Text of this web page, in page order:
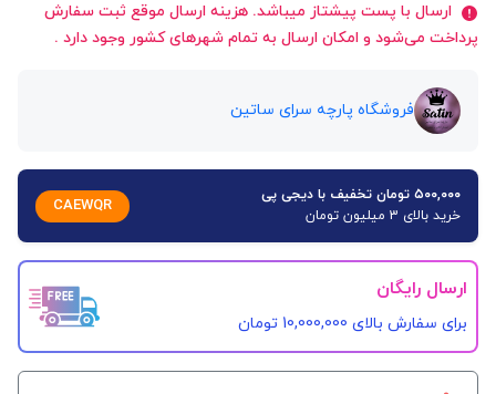
ارسال با پست پیشتاز میباشد. هزینه ارسال موقع ثبت سفارش
پرداخت می‌شود و امکان ارسال به تمام شهرهای کشور وجود دارد .
فروشگاه پارچه سرای ساتین
۵۰۰,۰۰۰ تومان تخفیف با دیجی پی
خرید بالای 3 میلیون تومان
CAEWQR
ارسال رایگان
برای سفارش‌ بالای 10,000,000 تومان